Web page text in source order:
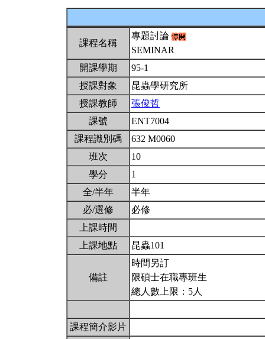
課程名稱
專題討論
SEMINAR
開課學期
95-1
授課對象
昆蟲學研究所
授課教師
張俊哲
課號
ENT7004
課程識別碼
632 M0060
班次
10
學分
1
全/半年
半年
必/選修
必修
上課時間
上課地點
昆蟲101
備註
時間另訂
限碩士在職專班生
總人數上限：5人
課程簡介影片